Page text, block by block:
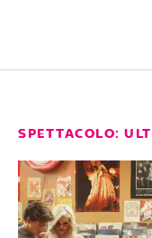
SPETTACOLO: